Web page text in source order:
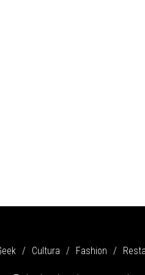
Cultura Fashion